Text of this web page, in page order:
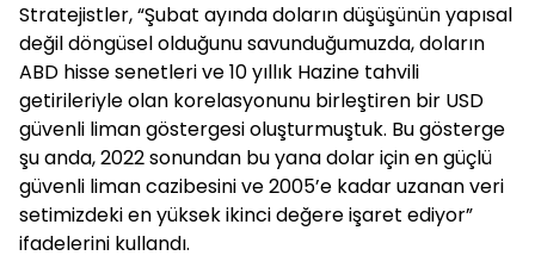
Stratejistler, “Şubat ayında doların düşüşünün yapısal
değil döngüsel olduğunu savunduğumuzda, doların
ABD hisse senetleri ve 10 yıllık Hazine tahvili
getirileriyle olan korelasyonunu birleştiren bir USD
güvenli liman göstergesi oluşturmuştuk. Bu gösterge
şu anda, 2022 sonundan bu yana dolar için en güçlü
güvenli liman cazibesini ve 2005’e kadar uzanan veri
setimizdeki en yüksek ikinci değere işaret ediyor”
ifadelerini kullandı.